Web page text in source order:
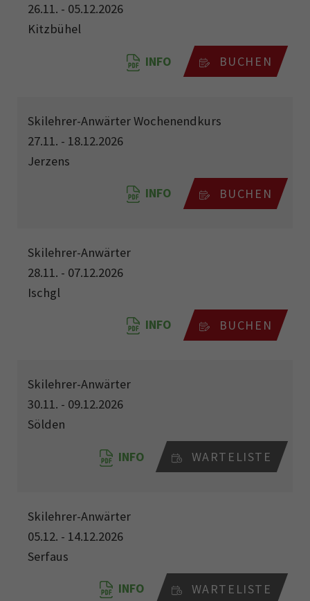
26.11. - 05.12.2026
Kitzbühel
INFO BUCHEN
Skilehrer-Anwärter Wochenendkurs
27.11. - 18.12.2026
Jerzens
INFO BUCHEN
Skilehrer-Anwärter
28.11. - 07.12.2026
Ischgl
INFO BUCHEN
Skilehrer-Anwärter
30.11. - 09.12.2026
Sölden
INFO WARTELISTE
Skilehrer-Anwärter
05.12. - 14.12.2026
Serfaus
INFO WARTELISTE